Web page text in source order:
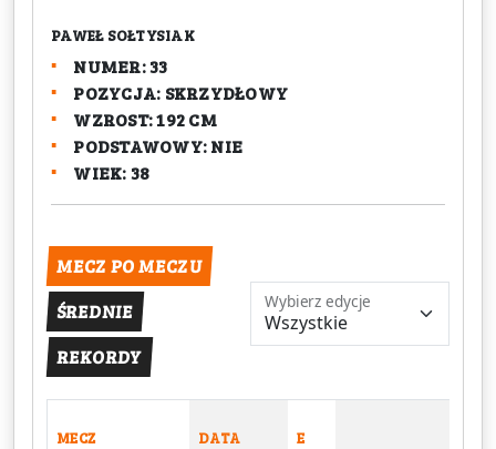
PAWEŁ SOŁTYSIAK
NUMER: 33
POZYCJA: SKRZYDŁOWY
WZROST: 192 CM
PODSTAWOWY: NIE
WIEK: 38
MECZ PO MECZU
ŚREDNIE
REKORDY
Wybierz edycje
MECZ DATA E